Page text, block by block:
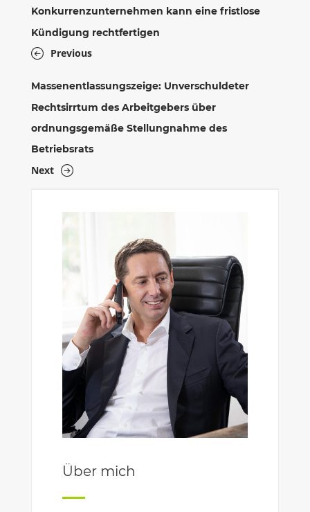
Konkurrenzunternehmen kann eine fristlose
Kündigung rechtfertigen
Previous
Massenentlassungszeige: Unverschuldeter
Rechtsirrtum des Arbeitgebers über
ordnungsgemäße Stellungnahme des
Betriebsrats
Next
Über mich